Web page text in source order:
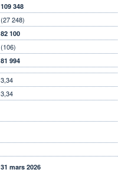
109 348
(27 248)
82 100
(106)
81 994
3,34
3,34
31 mars 2026